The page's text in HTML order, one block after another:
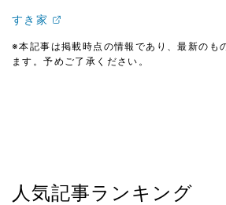
すき家
※本記事は掲載時点の情報であり、最新のも
ます。予めご了承ください。
人気記事ランキング